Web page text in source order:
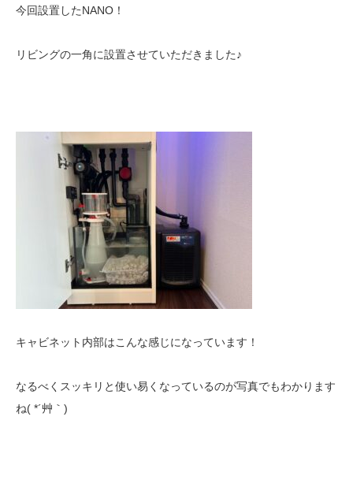
今回設置したNANO！
リビングの一角に設置させていただきました♪
キャビネット内部はこんな感じになっています！
なるべくスッキリと使い易くなっているのが写真でもわかります
ね( *´艸｀)